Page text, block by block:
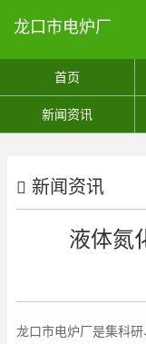
龙口市电炉厂
首页
新闻资讯
新闻资讯
液体氮
龙口市电炉厂是集科